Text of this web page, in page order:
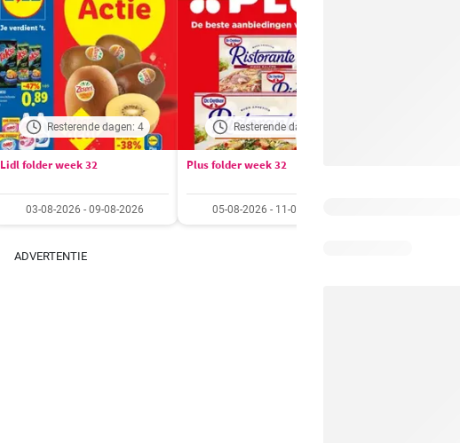
Resterende dagen: 4
Lidl folder week 32
03-08-2026 - 09-08-2026
Resterende dagen: 6
Plus folder week 32
05-08-2026 - 11-08-2026
ADVERTENTIE